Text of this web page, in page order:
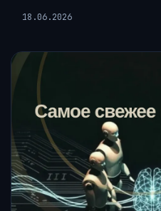
18.06.2026